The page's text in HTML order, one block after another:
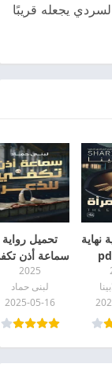
يجعله قريبًا
نهاية
تحميل رواية
سماعة أذن
للذعر pdf
2025
لبنى حماد
2025-05-16